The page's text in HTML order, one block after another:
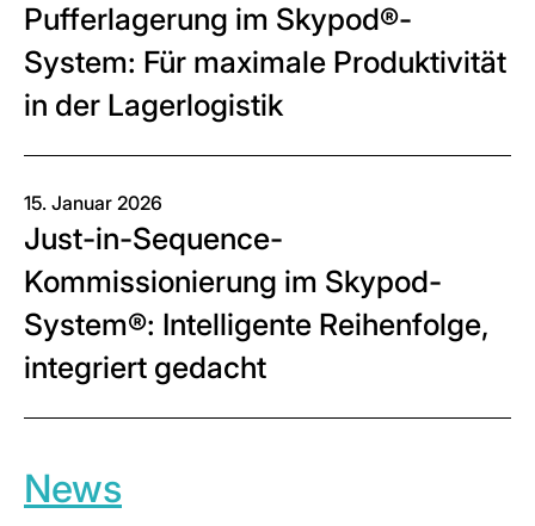
Pufferlagerung im Skypod®-
System: Für maximale Produktivität
in der Lagerlogistik
15. Januar 2026
Just-in-Sequence-
Kommissionierung im Skypod-
System®: Intelligente Reihenfolge,
integriert gedacht
News